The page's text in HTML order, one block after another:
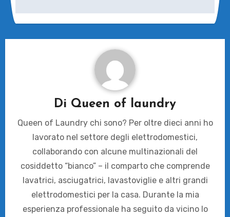
Di Queen of laundry
Queen of Laundry chi sono? Per oltre dieci anni ho
lavorato nel settore degli elettrodomestici,
collaborando con alcune multinazionali del
cosiddetto “bianco” – il comparto che comprende
lavatrici, asciugatrici, lavastoviglie e altri grandi
elettrodomestici per la casa. Durante la mia
esperienza professionale ha seguito da vicino lo